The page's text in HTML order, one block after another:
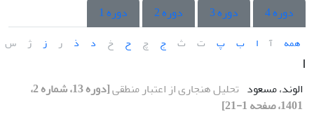
دوره 4
دوره 3 دوره 2 دوره 1
همه آ ا ب پ ت ث ج چ ح خ د ذ ر ز ژ س
ا
الوند، مسعود تحلیل هنجاری از اعتبار منطقی
[دوره 13، شماره 2،
1401، صفحه 1-21]